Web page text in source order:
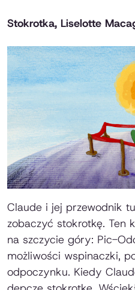
Stokrotka, Liselotte
Claude i jej przewodnik
zobaczyć stokrotkę. Ten
na szczycie góry: Pic-
możliwości wspinaczki,
odpoczynku. Kiedy